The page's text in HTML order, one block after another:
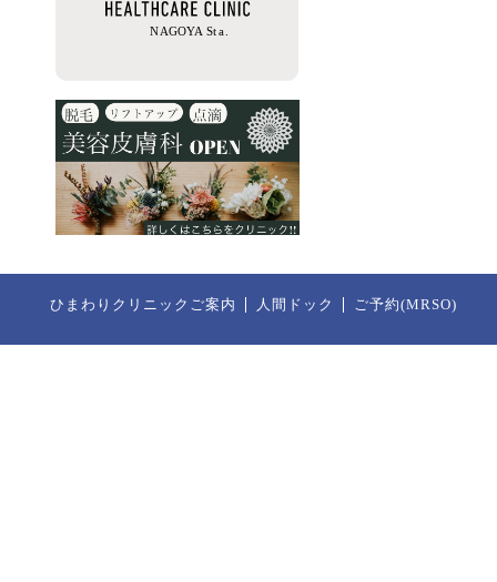
ひまわりクリニックご案内 人間ドック ご予約(MRSO)